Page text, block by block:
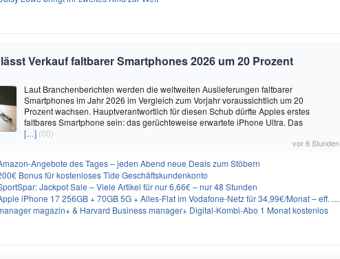
Verkauf faltbarer Smartphones 2026 um 20 Prozent
Laut Branchenberichten werden die weltweiten Auslieferungen faltbarer
Smartphones im Jahr 2026 im Vergleich zum Vorjahr voraussichtlich um 20
Prozent wachsen. Hauptverantwortlich für diesen Schub dürfte Apples erstes
faltbares Smartphone sein: das gerüchteweise erwartete iPhone Ultra. Das
[…] (00)
vor 6 Stunden
Angebote des Tages – jeden Abend neue Deals zum Stöbern
Bonus für kostenloses Tide Geschäftskundenkonto
Jackpot Sale – Viele Artikel für nur 6,66€ – nur 48 Stunden
iPhone 17 256GB + 70GB 5G + Alles-Flat im Vodafone-Netz für 34,99€/Monat – eff. 4,65€/Monat
magazin+ & Harvard Business manager+ Digital-Kombi-Abo 1 Monat kostenlos